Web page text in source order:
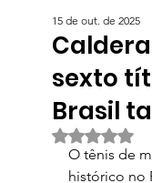
sexto
Brasil
15 de out. de 2025
Avaliado
O tênis de
histórico no